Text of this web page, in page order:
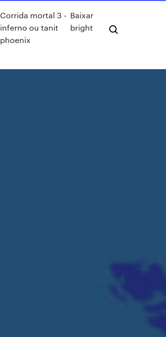
Corrida mortal 3 -
inferno ou tanit
phoenix
Baixar
bright